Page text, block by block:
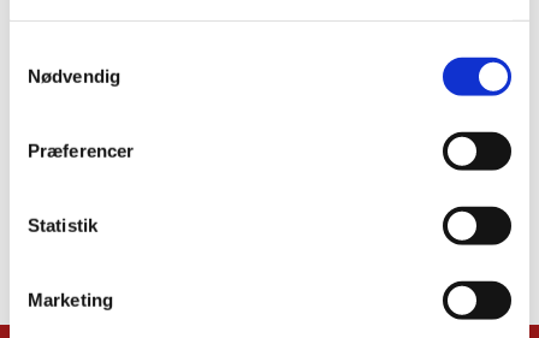
Nødvendig
Præferencer
Statistik
Marketing